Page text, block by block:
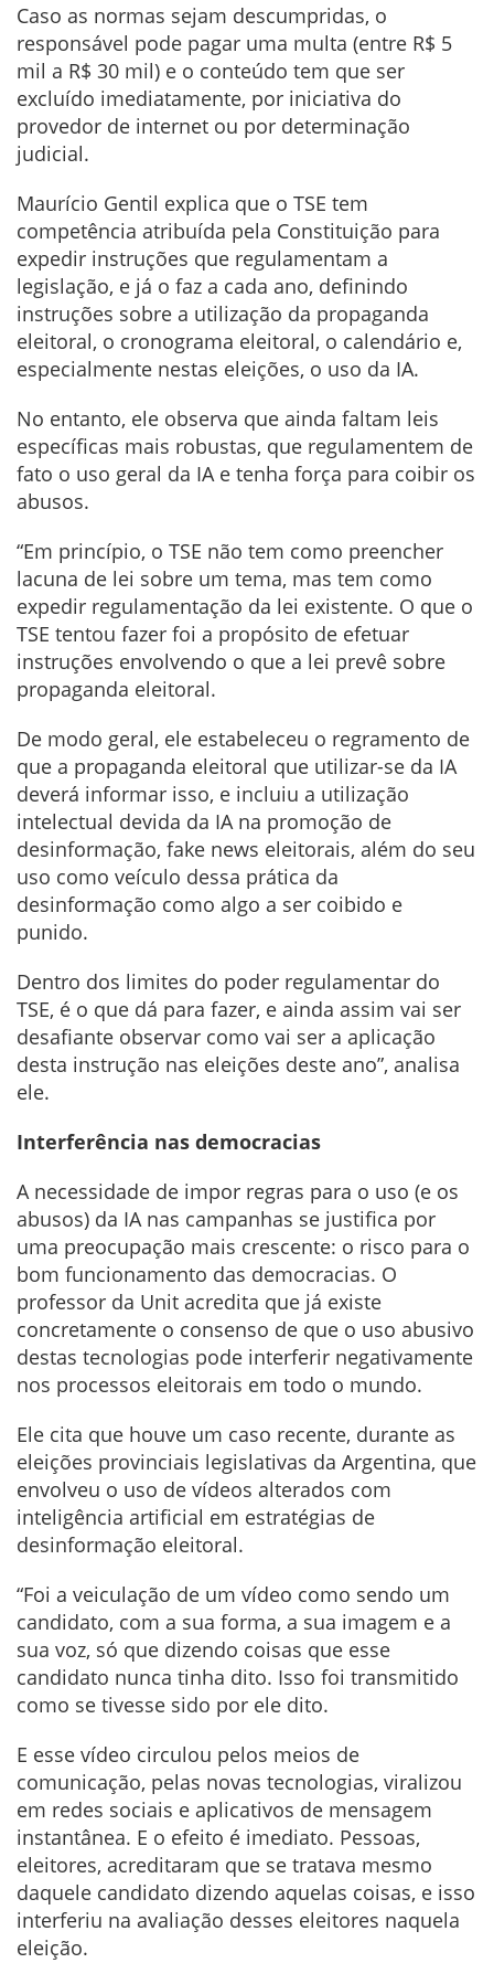
Caso as normas sejam descumpridas, o
responsável pode pagar uma multa (entre R$ 5
mil a R$ 30 mil) e o conteúdo tem que ser
excluído imediatamente, por iniciativa do
provedor de internet ou por determinação
judicial.
Maurício Gentil explica que o TSE tem
competência atribuída pela Constituição para
expedir instruções que regulamentam a
legislação, e já o faz a cada ano, definindo
instruções sobre a utilização da propaganda
eleitoral, o cronograma eleitoral, o calendário e,
especialmente nestas eleições, o uso da IA.
No entanto, ele observa que ainda faltam leis
específicas mais robustas, que regulamentem de
fato o uso geral da IA e tenha força para coibir os
abusos.
“Em princípio, o TSE não tem como preencher
lacuna de lei sobre um tema, mas tem como
expedir regulamentação da lei existente. O que o
TSE tentou fazer foi a propósito de efetuar
instruções envolvendo o que a lei prevê sobre
propaganda eleitoral.
De modo geral, ele estabeleceu o regramento de
que a propaganda eleitoral que utilizar-se da IA
deverá informar isso, e incluiu a utilização
intelectual devida da IA na promoção de
desinformação, fake news eleitorais, além do seu
uso como veículo dessa prática da
desinformação como algo a ser coibido e
punido.
Dentro dos limites do poder regulamentar do
TSE, é o que dá para fazer, e ainda assim vai ser
desafiante observar como vai ser a aplicação
desta instrução nas eleições deste ano”, analisa
ele.
Interferência nas democracias
A necessidade de impor regras para o uso (e os
abusos) da IA nas campanhas se justifica por
uma preocupação mais crescente: o risco para o
bom funcionamento das democracias. O
professor da Unit acredita que já existe
concretamente o consenso de que o uso abusivo
destas tecnologias pode interferir negativamente
nos processos eleitorais em todo o mundo.
Ele cita que houve um caso recente, durante as
eleições provinciais legislativas da Argentina, que
envolveu o uso de vídeos alterados com
inteligência artificial em estratégias de
desinformação eleitoral.
“Foi a veiculação de um vídeo como sendo um
candidato, com a sua forma, a sua imagem e a
sua voz, só que dizendo coisas que esse
candidato nunca tinha dito. Isso foi transmitido
como se tivesse sido por ele dito.
E esse vídeo circulou pelos meios de
comunicação, pelas novas tecnologias, viralizou
em redes sociais e aplicativos de mensagem
instantânea. E o efeito é imediato. Pessoas,
eleitores, acreditaram que se tratava mesmo
daquele candidato dizendo aquelas coisas, e isso
interferiu na avaliação desses eleitores naquela
eleição.